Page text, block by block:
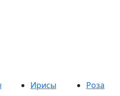
Ирисы
Роза